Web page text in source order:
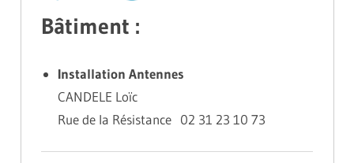
Bâtiment :
Installation Antennes
CANDELE Loïc
Rue de la Résistance 02 31 23 10 73